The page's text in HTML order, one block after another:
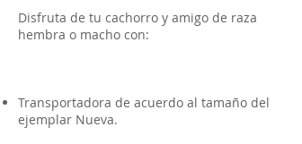
Disfruta de tu cachorro y amigo de raza
hembra o macho con:
Transportadora de acuerdo al tamaño del
ejemplar Nueva.